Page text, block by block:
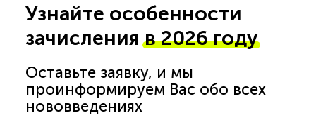
Узнайте особенности
зачисленияв 2026 году
Оставьте заявку, и мы
проинформируем Вас обо всех
нововведениях